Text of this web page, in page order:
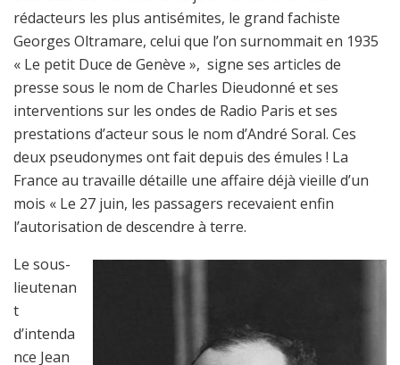
rédacteurs les plus antisémites, le grand fachiste
Georges Oltramare, celui que l’on surnommait en 1935
« Le petit Duce de Genève », signe ses articles de
presse sous le nom de Charles Dieudonné et ses
interventions sur les ondes de Radio Paris et ses
prestations d’acteur sous le nom d’André Soral. Ces
deux pseudonymes ont fait depuis des émules ! La
France au travaille détaille une affaire déjà vieille d’un
mois « Le 27 juin, les passagers recevaient enfin
l’autorisation de descendre à terre.
Le sous-
lieutenan
t
d’intenda
nce Jean